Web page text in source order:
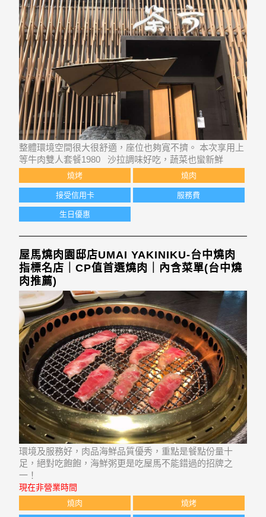
整體環境空間很大很舒適，座位也夠寬不擠。 本次享用上
等牛肉雙人套餐1980 沙拉調味好吃，蔬菜也蠻新鮮
燒烤 燒肉
接受信用卡 服務費
生日優惠
屋馬燒肉園邸店UMAI YAKINIKU-台中燒肉
指標名店｜CP值首選燒肉｜內含菜單(台中燒
肉推薦)
環境及服務好，肉品海鮮品質優秀，重點是餐點份量十
足，絕對吃飽飽，海鮮粥更是吃屋馬不能錯過的招牌之
一！
現在非營業時間
燒肉 燒烤